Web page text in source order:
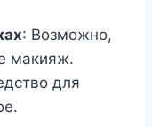
: Возможно,
макияж.
для